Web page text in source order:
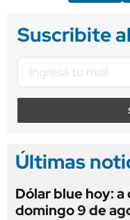
Suscribite
Últimas
Dólar blue hoy:
domingo 9 de